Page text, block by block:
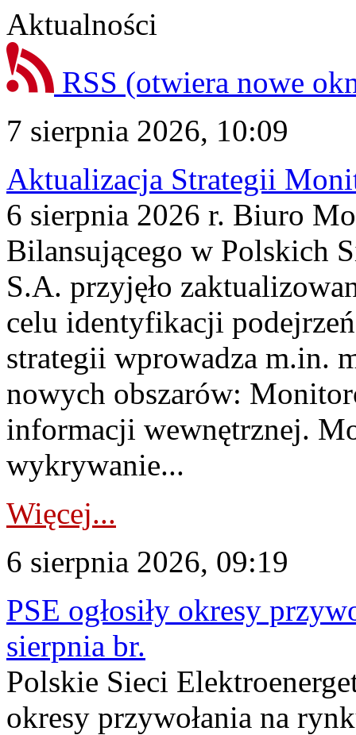
Aktualności
RSS (otwiera nowe
7 sierpnia 2026, 10:09
Aktualizacja Strategii
6 sierpnia 2026 r. Biuro
Bilansującego w Polskich
S.A. przyjęło
celu identyfikacji
strategii wprowadza m.in.
nowych obszarów:
informacji wewnętrznej.
wykrywanie...
Więcej...
6 sierpnia 2026, 09:19
PSE ogłosiły okresy
sierpnia br.
Polskie Sieci
okresy przywołania na